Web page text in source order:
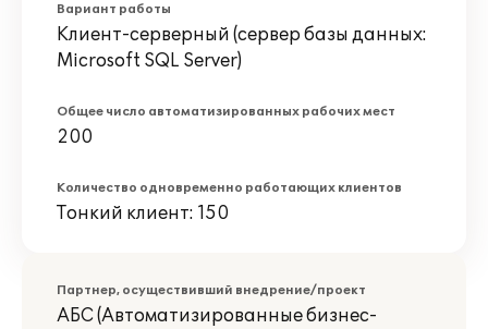
Вариант работы
Клиент-серверный (сервер базы данных:
Microsoft SQL Server)
Общее число автоматизированных рабочих мест
200
Количество одновременно работающих клиентов
Тонкий клиент: 150
Партнер, осуществивший внедрение/проект
АБС (Автоматизированные бизнес-